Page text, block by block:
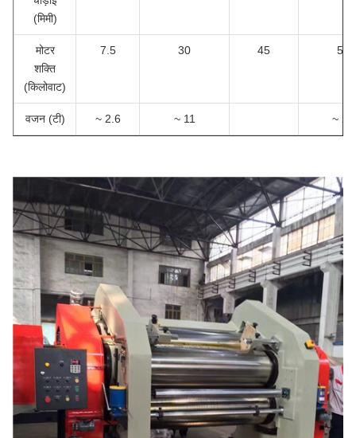
(मिमी)
मोटर
शक्ति
(किलोवाट)
7.5 30 45 55
वजन (टी) ~ 2.6 ~ 11 ~ 22